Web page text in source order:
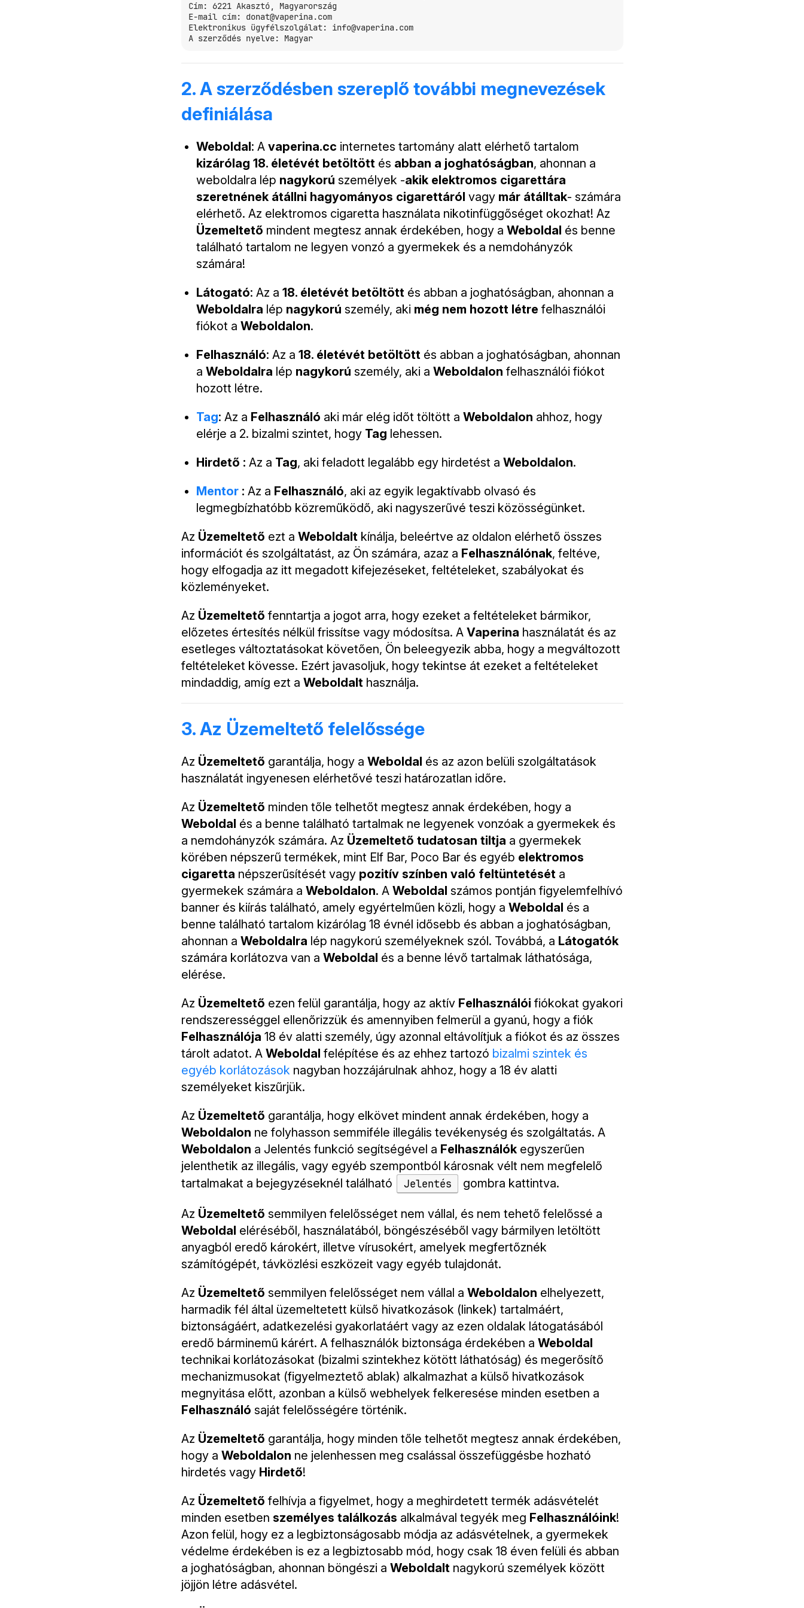
Cím: 6221 Akasztó, Magyarország
E-mail cím: donat@vaperina.com
Elektronikus ügyfélszolgálat: info@vaperina.com
A szerződés nyelve: Magyar
2. A szerződésben szereplő további megnevezések
definiálása
Weboldal: A vaperina.cc internetes tartomány alatt elérhető tartalom
kizárólag 18. életévét betöltöttés abban a joghatóságban, ahonnan a
weboldalra lép nagykorú személyek -akik elektromos cigarettára
szeretnének átállni hagyományos cigarettáról vagy már átálltak- számára
elérhető. Az elektromos cigaretta használata nikotinfüggőséget okozhat! Az
Üzemeltető mindent megtesz annak érdekében, hogy a Weboldal és benne
található tartalom ne legyen vonzó a gyermekek és a nemdohányzók
számára!
Látogató: Az a 18. életévét betöltöttés abban a joghatóságban, ahonnan a
Weboldalra lép nagykorú személy, aki még nem hozott létre felhasználói
fiókot a Weboldalon.
Felhasználó: Az a 18. életévét betöltöttés abban a joghatóságban, ahonnan
a Weboldalra lép nagykorú személy, aki a Weboldalon felhasználói fiókot
hozott létre.
Tag: Az a Felhasználó aki már elég időt töltött a Weboldalon ahhoz, hogy
elérje a 2. bizalmi szintet, hogy Tag lehessen.
Hirdető : Az a Tag, aki feladott legalább egy hirdetést a Weboldalon.
Mentor: Az a Felhasználó, aki az egyik legaktívabb olvasó és
legmegbízhatóbb közreműködő, aki nagyszerűvé teszi közösségünket.
Az Üzemeltető ezt a Weboldaltkínálja, beleértve az oldalon elérhető összes
információt és szolgáltatást, az Ön számára, azaz a Felhasználónak, feltéve,
hogy elfogadja az itt megadott kifejezéseket, feltételeket, szabályokat és
közleményeket.
Az Üzemeltető fenntartja a jogot arra, hogy ezeket a feltételeket bármikor,
előzetes értesítés nélkül frissítse vagy módosítsa. A Vaperina használatát és az
esetleges változtatásokat követően, Ön beleegyezik abba, hogy a megváltozott
feltételeket kövesse. Ezért javasoljuk, hogy tekintse át ezeket a feltételeket
mindaddig, amíg ezt a Weboldalthasználja.
3. Az Üzemeltető felelőssége
Az Üzemeltető garantálja, hogy a Weboldal és az azon belüli szolgáltatások
használatát ingyenesen elérhetővé teszi határozatlan időre.
Az Üzemeltető minden tőle telhetőt megtesz annak érdekében, hogy a
Weboldal és a benne található tartalmak ne legyenek vonzóak a gyermekek és
a nemdohányzók számára. Az Üzemeltető tudatosan tiltja a gyermekek
körében népszerű termékek, mint Elf Bar, Poco Bar és egyéb elektromos
cigaretta népszerűsítését vagy pozitív színben való feltüntetéséta
gyermekek számára a Weboldalon. A Weboldal számos pontján figyelemfelhívó
banner és kiírás található, amely egyértelműen közli, hogy a Weboldal és a
benne található tartalom kizárólag 18 évnél idősebb és abban a joghatóságban,
ahonnan a Weboldalra lép nagykorú személyeknek szól. Továbbá, a Látogatók
számára korlátozva van a Weboldal és a benne lévő tartalmak láthatósága,
elérése.
Az Üzemeltető ezen felül garantálja, hogy az aktív Felhasználói fiókokat gyakori
rendszerességgel ellenőrizzük és amennyiben felmerül a gyanú, hogy a fiók
Felhasználója 18 év alatti személy, úgy azonnal eltávolítjuk a fiókot és az összes
tárolt adatot. A Weboldal felépítése és az ehhez tartozó bizalmi szintek és
egyéb korlátozásoknagyban hozzájárulnak ahhoz, hogy a 18 év alatti
személyeket kiszűrjük.
Az Üzemeltető garantálja, hogy elkövet mindent annak érdekében, hogy a
Weboldalon ne folyhasson semmiféle illegális tevékenység és szolgáltatás. A
Weboldalon a Jelentés funkció segítségével a Felhasználókegyszerűen
jelenthetik az illegális, vagy egyéb szempontból károsnak vélt nem megfelelő
tartalmakat a bejegyzéseknél található
Jelentés gombra kattintva.
Az Üzemeltető semmilyen felelősséget nem vállal, és nem tehető felelőssé a
Weboldal eléréséből, használatából, böngészéséből vagy bármilyen letöltött
anyagból eredő károkért, illetve vírusokért, amelyek megfertőznék
számítógépét, távközlési eszközeit vagy egyéb tulajdonát.
Az Üzemeltető semmilyen felelősséget nem vállal a Weboldalon elhelyezett,
harmadik fél által üzemeltetett külső hivatkozások (linkek) tartalmáért,
biztonságáért, adatkezelési gyakorlatáért vagy az ezen oldalak látogatásából
eredő bárminemű kárért. A felhasználók biztonsága érdekében a Weboldal
technikai korlátozásokat (bizalmi szintekhez kötött láthatóság) és megerősítő
mechanizmusokat (figyelmeztető ablak) alkalmazhat a külső hivatkozások
megnyitása előtt, azonban a külső webhelyek felkeresése minden esetben a
Felhasználó saját felelősségére történik.
Az Üzemeltető garantálja, hogy minden tőle telhetőt megtesz annak érdekében,
hogy a Weboldalon ne jelenhessen meg csalással összefüggésbe hozható
hirdetés vagy Hirdető!
Az Üzemeltető felhívja a figyelmet, hogy a meghirdetett termék adásvételét
minden esetben személyes találkozás alkalmával tegyék meg Felhasználóink!
Azon felül, hogy ez a legbiztonságosabb módja az adásvételnek, a gyermekek
védelme érdekében is ez a legbiztosabb mód, hogy csak 18 éven felüli és abban
a joghatóságban, ahonnan böngészi a Weboldaltnagykorú személyek között
jöjjön létre adásvétel.